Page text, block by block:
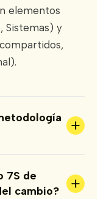
elementos
Sistemas) y
+
7S de
cambio?
+